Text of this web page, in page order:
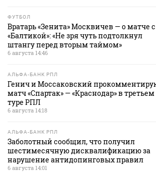
ФУТБОЛ
Вратарь «Зенита» Москвичев — о матче с
«Балтикой»: «Не зря чуть подтолкнул
штангу перед вторым таймом»
6 августа 14:46
АЛЬФА-БАНК РПЛ
Генич и Моссаковский
матч «Спартак» — «Краснодар» в третьем
туре РПЛ
6 августа 14:18
АЛЬФА-БАНК РПЛ
Заболотный сообщил, что получил
шестимесячную дисквалификацию за
нарушение антидопинговых правил
6 августа 14:01